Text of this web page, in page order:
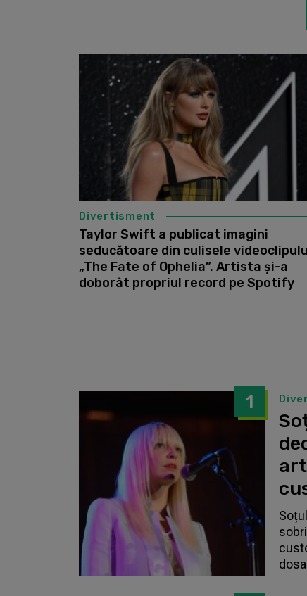
Divertisment
Taylor Swift a publicat imagini
seducătoare din culisele
„The Fate of Ophelia”. Artista şi-a
doborât propriul record pe Spotify
1